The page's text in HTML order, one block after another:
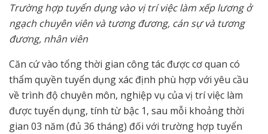
Trường hợp tuyển dụng vào vị trí việc làm xếp lương ở
ngạch chuyên viên và tương đương, cán sự và tương
đương, nhân viên
Căn cứ vào tổng thời gian công tác được cơ quan có
thẩm quyền tuyển dụng xác định phù hợp với yêu cầu
về trình độ chuyên môn, nghiệp vụ của vị trí việc làm
được tuyển dụng, tính từ bậc 1, sau mỗi khoảng thời
gian 03 năm (đủ 36 tháng) đối với trường hợp tuyển